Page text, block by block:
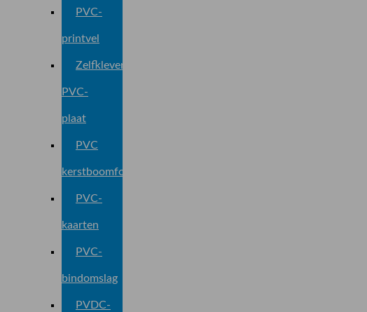
PVC-
printvel
Zelfklevend
PVC-
plaat
PVC
kerstboomfolie
PVC-
kaarten
PVC-
bindomslag
PVDC-